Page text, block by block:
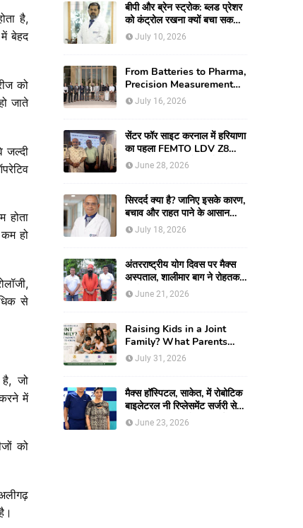
है,
में बेहद
को
जाते
जल्दी
होता
कम हो
,
से
है,जो
में
को
बीपी और ब्रेन स्ट्रोक: ब्लड प्रेशर
को कंट्रोल रखना क्यों बचा सकता
है आपकी जान
July 10, 2026
From Batteries to Pharma,
Precision Measurement
Emerging as
Manufacturing's New
July 16, 2026
सेंटर फॉर साइट करनाल में हरियाणा
का पहला FEMTO LDV Z8
लॉन्च, अब एडवांस लेजर मोतियाबिंद
सर्जरी और CLEAR विजन
June 28, 2026
सिरदर्द क्या है? जानिए इसके कारण,
बचाव और राहत पाने के आसान
तरीकेJuly 18, 2026
अंतरराष्ट्रीय योग दिवस पर मैक्स
अस्पताल, शालीमार बाग ने रोहतक में
आयोजित किया स्वास्थ्य जागरूकता
June 21, 2026
Raising Kids in a Joint
Family? What Parents
Need To Know
July 31, 2026
मैक्स हॉस्पिटल, साकेत, में रोबोटिक
बाइलेटरल नी रिप्लेसमेंट सर्जरी से
61-वर्षीय महिला को मिली नई
जिंदगी, हुआ सेम-डे डिस्चार्ज
June 23, 2026